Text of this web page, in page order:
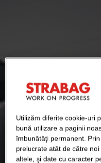
Utilizăm diferite cookie-uri
bună utilizare a paginii
îmbunătăţi permanent.
prelucrate atât de către
altele, şi date cu caracter